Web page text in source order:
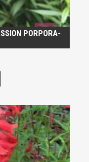
PORPORA-